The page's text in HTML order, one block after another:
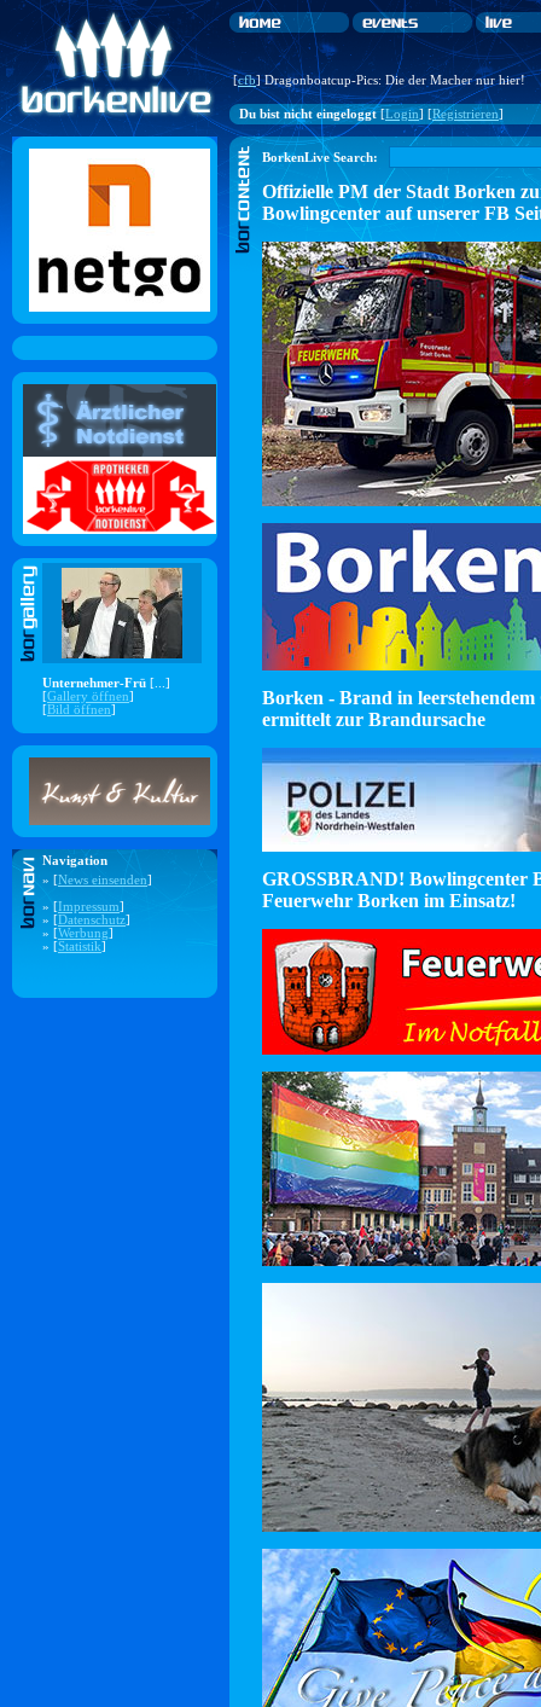
[cfb] Dragonboatcup-Pics: Die der Macher nur hier!
Du bist nicht eingeloggt[Login] [Registrieren]
Unternehmer-Frü [...]
[Gallery öffnen]
[Bild öffnen]
Navigation
» [News einsenden]
» [Impressum]
» [Datenschutz]
» [Werbung]
» [Statistik]
BorkenLive Search:
Offizielle PM der Stadt Borken
Bowlingcenter auf unserer FB
Borken - Brand in leerstehendem
ermittelt zur Brandursache
GROSSBRAND! Bowlingcenter
Feuerwehr Borken im Einsatz!